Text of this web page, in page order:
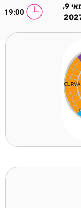
מאי 9,
19:00